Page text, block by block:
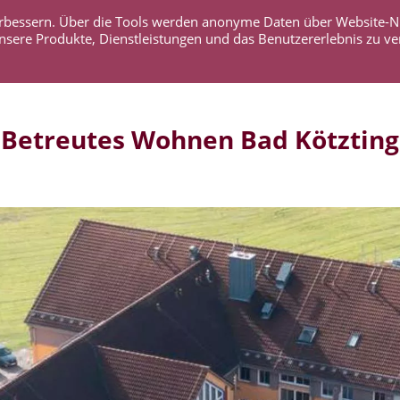
Über die Tools werden anonyme Daten über Website-
Produkte, Dienstleistungen und das Benutzererlebnis zu
AKTUELLES UNTERNEHMEN SERVICE
Betreutes Wohnen Bad Kötzting